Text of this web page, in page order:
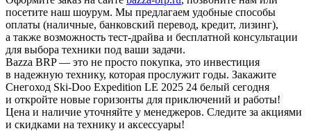
посетите наш шоурум. Мы предлагаем удобные способы
оплаты (наличные, банковский перевод, кредит, лизинг),
а также возможность тест-драйва и бесплатной консультации
для выбора техники под ваши задачи.
Bazza BRP — это не просто покупка, это инвестиция
в надежную технику, которая прослужит годы. Закажите
Снегоход Ski-Doo Expedition LE 2025 24 белый сегодня
и откройте новые горизонты для приключений и работы!
Цена и наличие уточняйте у менеджеров. Следите за акциями
и скидками на технику и аксессуары!